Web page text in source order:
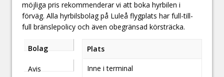
möjliga pris rekommenderar vi att boka hyrbilen i
förväg. Alla hyrbilsbolag på Luleå flygplats har full-till-
full bränslepolicy och även obegränsad körsträcka.
Bolag Plats
Avis Inne i terminal